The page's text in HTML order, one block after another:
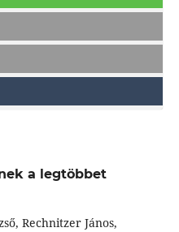
a legtöbbet
Rechnitzer János,